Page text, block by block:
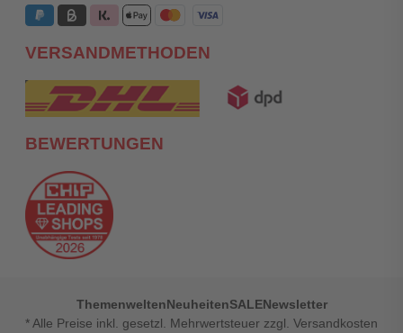
VERSANDMETHODEN
BEWERTUNGEN
ThemenweltenNeuheitenSALENewsletter
* Alle Preise inkl. gesetzl. Mehrwertsteuer zzgl. Versandkosten